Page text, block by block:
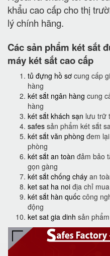
khẩu cao cấp cho thị
lý chính hãng.
Các sản phẩm két sắt
máy két sắt cao cấp
tủ đựng hồ sơ cung cấp
hàng
két sắt ngân hàng cung
hàng
két sắt khách sạn lưu trữ
safes sản phẩm két sắt
két sắt văn phòng đem
phòng
két sắt an toàn đảm bảo
gọn gàng
két sắt chống cháy an
ket sat ha noi địa chỉ
két sắt hàn quốc công
động
ket sat gia dinh sản